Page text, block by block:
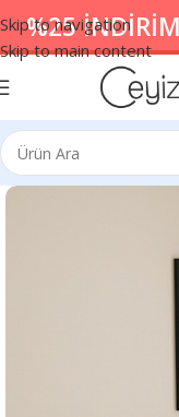
Skip to navigation
Skip to main content
%25